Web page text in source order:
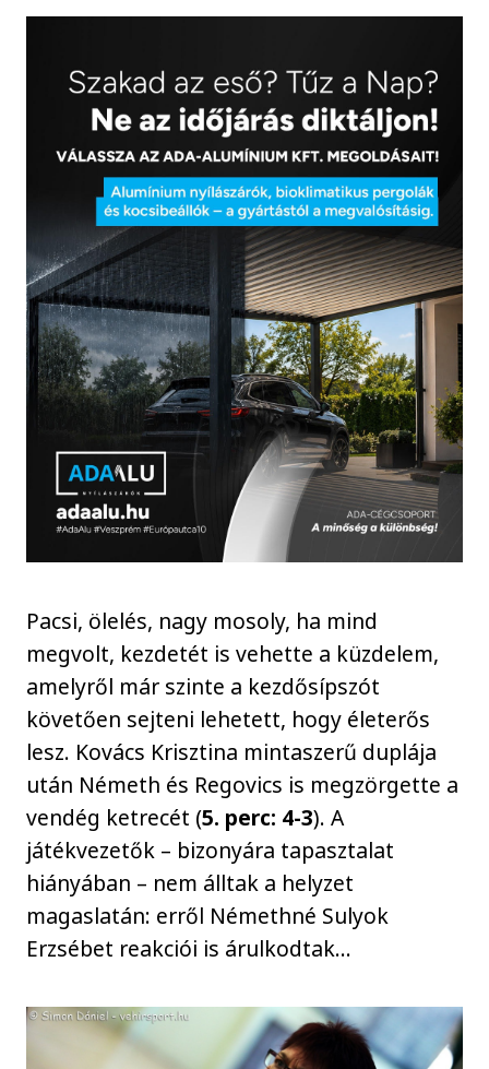
Pacsi, ölelés, nagy mosoly, ha mind
megvolt, kezdetét is vehette a küzdelem,
amelyről már szinte a kezdősípszót
követően sejteni lehetett, hogy életerős
lesz. Kovács Krisztina mintaszerű duplája
után Németh és Regovics is megzörgette a
vendég ketrecét (5. perc: 4-3). A
játékvezetők – bizonyára tapasztalat
hiányában – nem álltak a helyzet
magaslatán: erről Némethné Sulyok
Erzsébet reakciói is árulkodtak…